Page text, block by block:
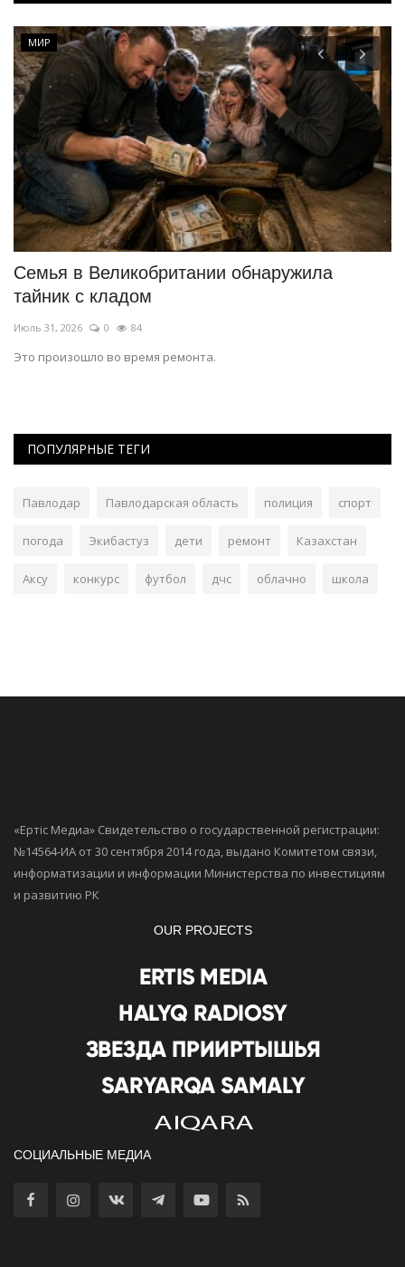
МИР
Семья в Великобритании обнаружила
тайник с кладом
Июль 31, 2026 0 84
Это произошло во время ремонта.
ПОПУЛЯРНЫЕ ТЕГИ
Павлодар Павлодарская область полиция спорт
погода Экибастуз дети ремонт Казахстан
Аксу конкурс футбол дчс облачно школа
«Ертiс Медиа» Свидетельство о государственной регистрации:
№14564-ИА от 30 сентября 2014 года, выдано Комитетом связи,
информатизации и информации Министерства по инвестициям
и развитию РК
OUR PROJECTS
СОЦИАЛЬНЫЕ МЕДИА